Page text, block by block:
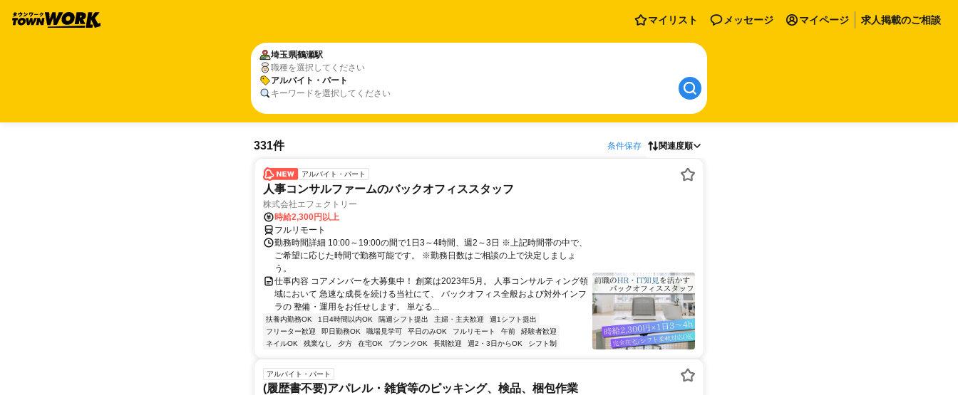
マイリスト メッセージ マイページ 求人掲載のご相談
埼玉県鶴瀬駅
職種を選択してください
アルバイト・パート
キーワードを選択してください
331件 条件保存 関連度順
アルバイト・パート
人事コンサルファームのバックオフィススタッフ
株式会社エフェクトリー
時給2,300円以上
フルリモート
勤務時間詳細 10:00～19:00の間で1日3～4時間、週2～3日 ※上記時間帯の中で、
ご希望に応じた時間で勤務可能です。 ※勤務日数はご相談の上で決定しましょ
う。
仕事内容 コアメンバーを大募集中！ 創業は2023年5月。 人事コンサルティング領
域において 急速な成長を続ける当社にて、 バックオフィス全般および対外インフ
ラの 整備・運用をお任せします。 単なる...
扶養内勤務OK 1日4時間以内OK 隔週シフト提出 主婦・主夫歓迎
週1シフト提出
フリーター歓迎
即日勤務OK 職場見学可 平日のみOK フルリモート 午前
経験者歓迎
ネイルOK
残業なし 夕方 在宅OK ブランクOK 長期歓迎 週2・3日からOK シフト制
アルバイト・パート
(履歴書不要)アパレル・雑貨等のピッキング、検品、梱包作業